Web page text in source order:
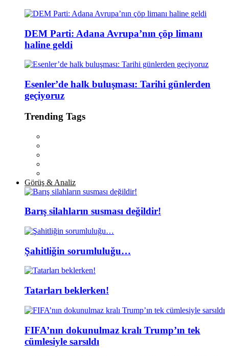
DEM Parti: Adana Avrupa’nın çöp limanı
haline geldi
Esenler’de halk buluşması: Tarihi günlerden
geçiyoruz
Trending Tags
Görüş & Analiz
Barış silahların susması değildir!
Şahitliğin sorumluluğu…
Tatarları beklerken!
FIFA’nın dokunulmaz kralı Trump’ın tek
cümlesiyle sarsıldı